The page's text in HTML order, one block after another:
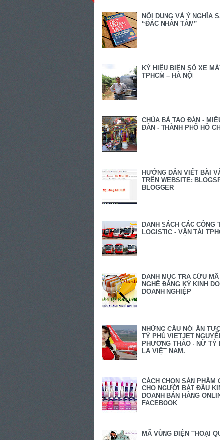
NỘI DUNG VÀ Ý NGHĨA
“ĐẮC NHÂN TÂM”
KÝ HIỆU BIỂN SỐ XE
TPHCM – HÀ NỘI
CHÙA BÀ TAO ĐÀN -
ĐÀN - THÀNH PHỐ HỒ
HƯỚNG DẪN VIẾT BÀI
TRÊN WEBSITE:
BLOGGER
DANH SÁCH CÁC CÔNG
LOGISTIC - VẬN TẢI
DANH MỤC TRA CỨU
NGHỀ ĐĂNG KÝ KINH
DOANH NGHIỆP
NHỮNG CÂU NÓI ẤN
TỶ PHÚ VIETJET
PHƯƠNG THẢO - NỮ TỶ
LA VIỆT NAM.
CÁCH CHỌN SẢN PHẨM
CHO NGƯỜI BẮT ĐẦU
DOANH BÁN HÀNG
FACEBOOK
MÃ VÙNG ĐIỆN THOẠI